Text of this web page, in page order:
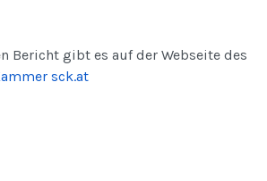
Bericht gibt es auf der Webseite des
sck.at